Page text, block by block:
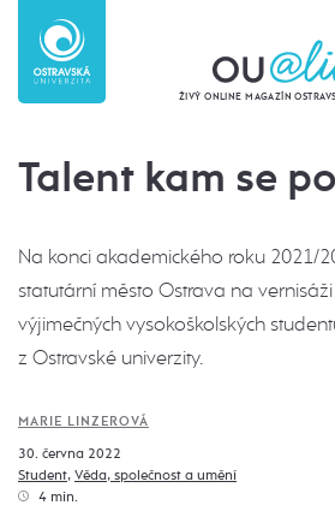
ŽIVÝ ONLINE MAGAZÍN
Talent kam se
Na konci akademického roku 2021/
statutární město Ostrava na
výjimečných vysokoškolských
z Ostravské univerzity.
MARIE LINZEROVÁ
30. června 2022
Student, Věda, společnost a umění
4 min.